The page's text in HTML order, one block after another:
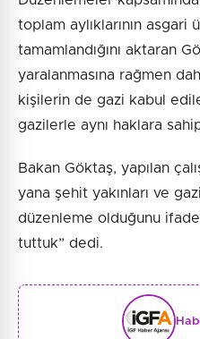
toplam aylıklarının asgari
tamamlandığını aktaran
yaralanmasına rağmen
kişilerin de gazi kabul
gazilerle aynı haklara
Bakan Göktaş, yapılan
yana şehit yakınları ve
düzenleme olduğunu
tuttuk” dedi.